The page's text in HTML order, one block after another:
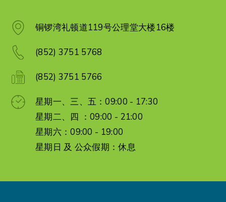
铜锣湾礼顿道119号公理堂大楼16楼
(852) 3751 5768
(852) 3751 5766
星期一、三、五：09:00 - 17:30
星期二、四 ：09:00 - 21:00
星期六：09:00 - 19:00
星期日 及 公众假期：休息